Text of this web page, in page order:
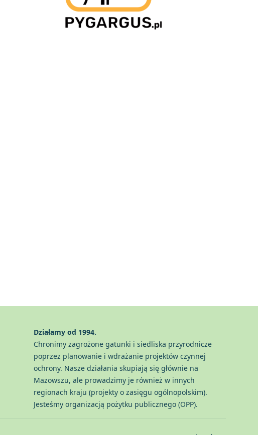
Działamy od 1994.
Chronimy zagrożone gatunki i siedliska przyrodnicze
poprzez planowanie i wdrażanie projektów czynnej
ochrony. Nasze działania skupiają się głównie na
Mazowszu, ale prowadzimy je również w innych
regionach kraju (projekty o zasięgu ogólnopolskim).
Jesteśmy organizacją pożytku publicznego (OPP).